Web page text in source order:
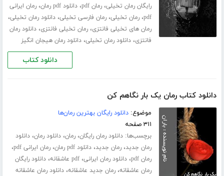
رایگان رمان تخیلی،رمان pdf ،دانلود pdf رمان ،رمان ایرانی
pdf،رمان تخیلی،رمان فارسی تخیلی،دانلود رمان تخیلی،
رمان های تخیلی فانتزی،رمان تخیلی فانتزی،دانلود رمان
فانتزی،دانلود رمان تخیلی،دانلود رمان هیجان انگیز
دانلود کتاب
دانلود کتاب رمان یک بار نگاهم کن
موضوع:دانلود رایگان بهترین رمان‌ها
۳۱۱ صفحه
برچسب‌ها:دانلود رمان رایگان،رمان،دانلود رمان،دانلود
رمان جدید،رمان جدید،دانلود pdf رمان ،رمان ایرانی pdf ،
رمان pdf ،دانلود رمان ایرانی،pdf عاشقانه ،دانلود رایگان
رمان عاشقانه،رمان جدید عاشقانه،دانلود رمان عاشقانه